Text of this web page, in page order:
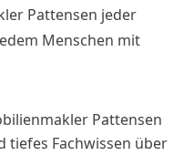
Pattensen jeder
Menschen mit
Pattensen
Fachwissen über